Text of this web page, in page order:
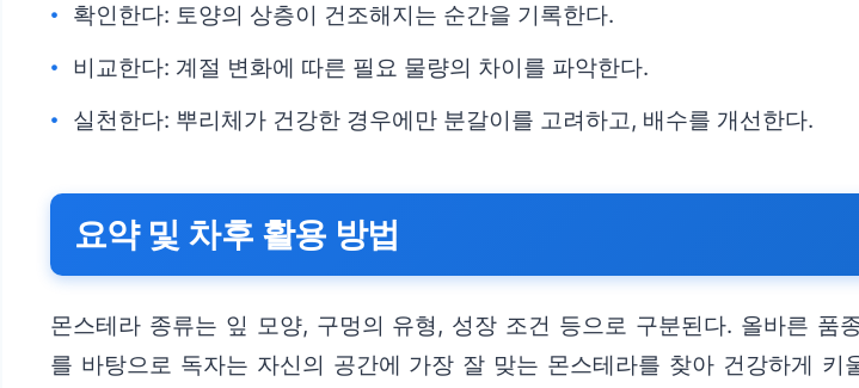
확인한다: 토양의 상층이 건조해지는 순간을 기록한다.
비교한다: 계절 변화에 따른 필요 물량의 차이를 파악한다.
실천한다: 뿌리체가 건강한 경우에만 분갈이를 고려하고, 배수를 개선한다.
요약 및 차후 활용 방법
몬스테라 종류는 잎 모양, 구멍의 유형, 성장 조건 등으로 구분된다. 올바른
를 바탕으로 독자는 자신의 공간에 가장 잘 맞는 몬스테라를 찾아 건강하게 키